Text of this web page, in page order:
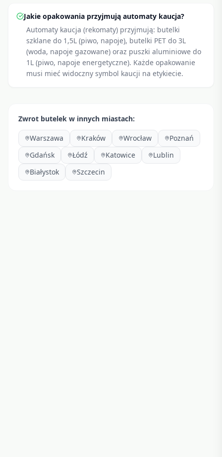
Jakie opakowania przyjmują automaty kaucja?
Automaty kaucja (rekomaty) przyjmują: butelki
szklane do 1,5L (piwo, napoje), butelki PET do 3L
(woda, napoje gazowane) oraz puszki aluminiowe do
1L (piwo, napoje energetyczne). Każde opakowanie
musi mieć widoczny symbol kaucji na etykiecie.
Zwrot butelek w innych miastach:
Warszawa Kraków Wrocław
Poznań
Gdańsk
Łódź Katowice
Lublin
Białystok
Szczecin